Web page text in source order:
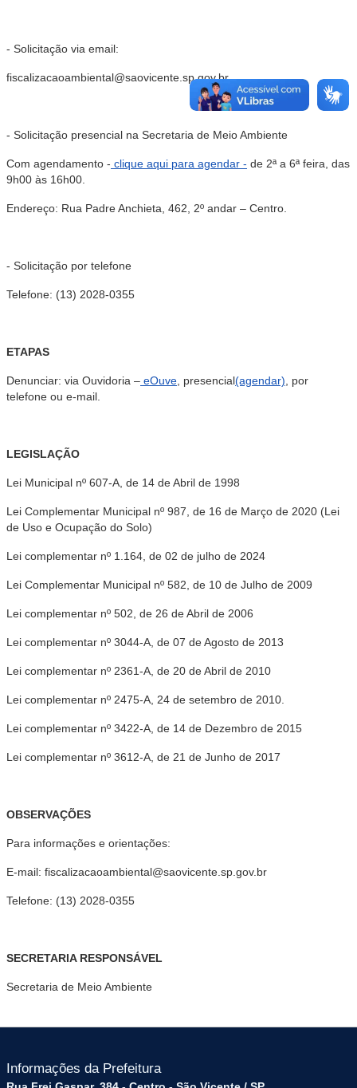
- Solicitação via email:
fiscalizacaoambiental@saovicente.sp.gov.br
- Solicitação presencial na Secretaria de Meio Ambiente
Com agendamento - clique aqui para agendar - de 2ª a 6ª feira, das
9h00 às 16h00.
Endereço: Rua Padre Anchieta, 462, 2º andar – Centro.
- Solicitação por telefone
Telefone: (13) 2028-0355
ETAPAS
Denunciar: via Ouvidoria – eOuve , presencial(agendar) , por
telefone ou e-mail.
LEGISLAÇÃO
Lei Municipal nº 607-A, de 14 de Abril de 1998
Lei Complementar Municipal nº 987, de 16 de Março de 2020 (Lei
de Uso e Ocupação do Solo)
Lei complementar nº 1.164, de 02 de julho de 2024
Lei Complementar Municipal nº 582, de 10 de Julho de 2009
Lei complementar nº 502, de 26 de Abril de 2006
Lei complementar nº 3044-A, de 07 de Agosto de 2013
Lei complementar nº 2361-A, de 20 de Abril de 2010
Lei complementar nº 2475-A, 24 de setembro de 2010.
Lei complementar nº 3422-A, de 14 de Dezembro de 2015
Lei complementar nº 3612-A, de 21 de Junho de 2017
OBSERVAÇÕES
Para informações e orientações:
E-mail: fiscalizacaoambiental@saovicente.sp.gov.br
Telefone: (13) 2028-0355
SECRETARIA RESPONSÁVEL
Secretaria de Meio Ambiente
Informações da Prefeitura